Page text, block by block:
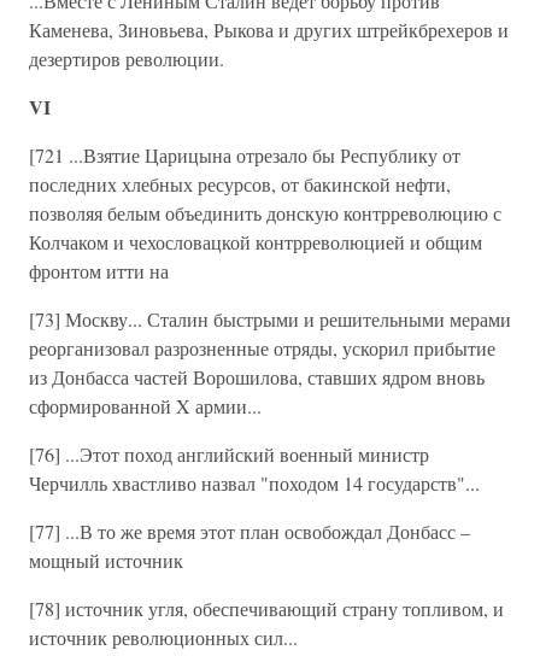
Каменева, Зиновьева, Рыкова и других штрейкбрехеров и
дезертиров революции.
VI
[721 ...Взятие Царицына отрезало бы Республику от
последних хлебных ресурсов, от бакинской нефти,
позволяя белым объединить донскую контрреволюцию с
Колчаком и чехословацкой контрреволюцией и общим
фронтом итти на
[73] Москву... Сталин быстрыми и решительными мерами
реорганизовал разрозненные отряды, ускорил прибытие
из Донбасса частей Ворошилова, ставших ядром вновь
сформированной X армии...
[76] ...Этот поход английский военный министр
Черчилль хвастливо назвал "походом 14 государств"...
[77] ...В то же время этот план освобождал Донбасс –
мощный источник
[78] источник угля, обеспечивающий страну топливом, и
источник революционных сил...